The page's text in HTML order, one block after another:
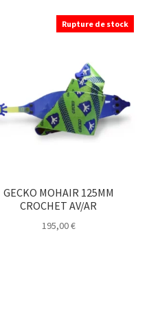
Rupture de stock
GECKO MOHAIR 125MM
CROCHET AV/AR
195,00€